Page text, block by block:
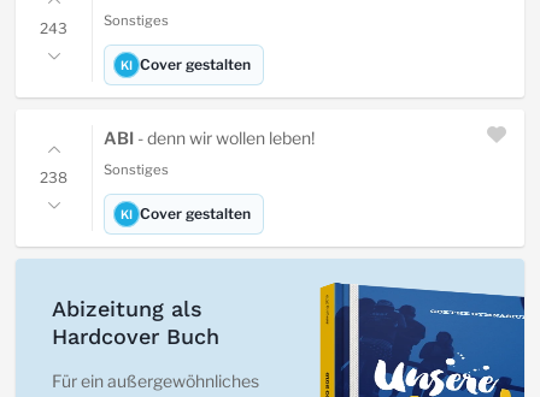
243 Sonstiges
KI Cover gestalten
238
ABI- denn wir wollen leben!
Sonstiges
KI Cover gestalten
Abizeitung als
Hardcover Buch
Für ein außergewöhnliches